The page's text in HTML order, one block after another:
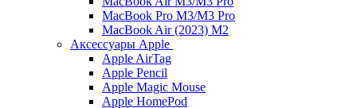
MacBook Pro M3/M3 Pro
MacBook Air (2023) M2
Аксессуары Apple
Apple AirTag
Apple Pencil
Apple Magic Mouse
Apple HomePod